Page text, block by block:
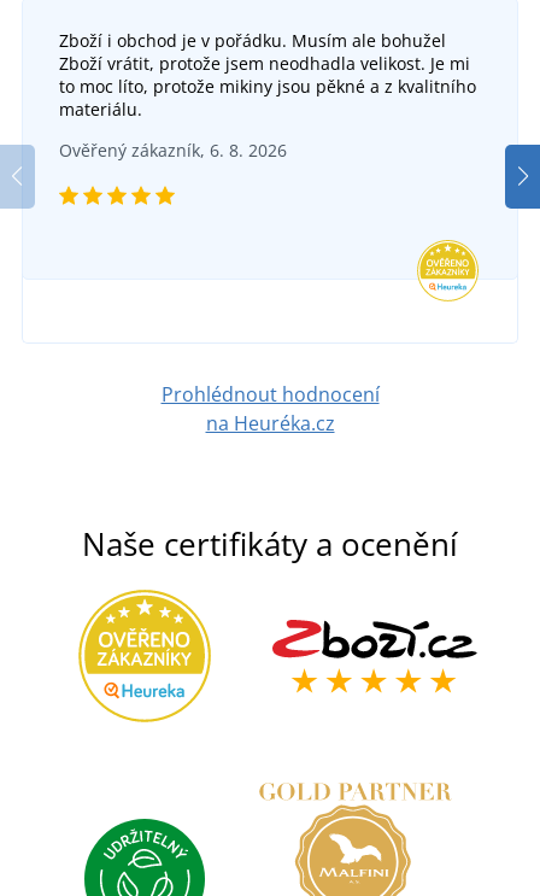
Kapsa na nářadí EREBOS
DO 5 DNŮ
Pracovní kraťasy CXS STRETCH
769 Kč
Zboží i obchod je v pořádku. Musím ale bohužel
Zboží vrátit, protože jsem neodhadla velikost. Je mi
to moc líto, protože mikiny jsou pěkné a z kvalitního
materiálu.
Ověřený zákazník, 6. 8. 2026
Prohlédnout hodnocení
na Heuréka.cz
Naše certifikáty a ocenění